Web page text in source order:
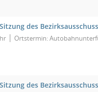
des
Ortstermin:
des